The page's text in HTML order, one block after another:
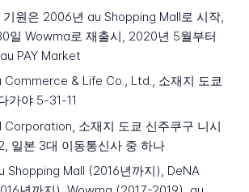
기원은 2006년 au Shopping Mall로 시작,
일 Wowma로 재출시, 2020년 5월부터
PAY Market
Commerce & Life Co., Ltd., 소재지 도쿄
가야 5-31-11
Corporation, 소재지 도쿄 신주쿠구 니시
일본 3대 이동통신사 중 하나
Shopping Mall (2016년까지), DeNA